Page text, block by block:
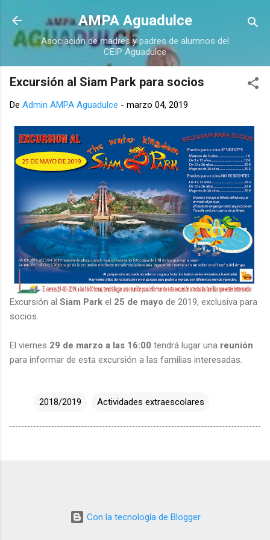
Ir al contenido principal
AMPA Aguadulce
Asociación de madres y padres de alumnos del
CEIP Aguadulce
Excursión al Siam Park para socios
De Admin AMPA Aguadulce - marzo 04, 2019
Excursión al Siam Park el 25 de mayo de 2019, exclusiva para
socios.
El viernes 29 de marzo a las 16:00 tendrá lugar una reunión
para informar de esta excursión a las familias interesadas.
2018/2019 Actividades extraescolares
Con la tecnología de Blogger